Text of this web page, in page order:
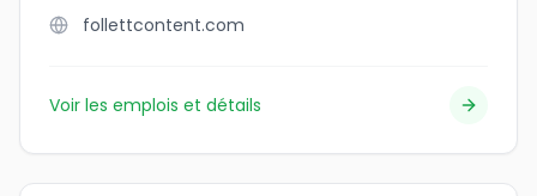
follettcontent.com
Voir les emplois et détails